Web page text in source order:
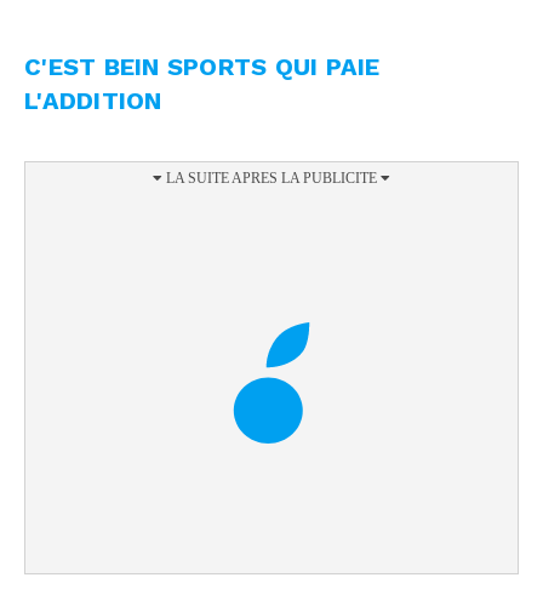
C'EST BEIN SPORTS QUI PAIE
L'ADDITION